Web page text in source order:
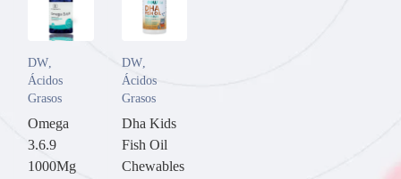
DW,
Ácidos
Grasos
Omega
3.6.9
1000Mg
DW,
Ácidos
Grasos
Dha Kids
Fish Oil
Chewables